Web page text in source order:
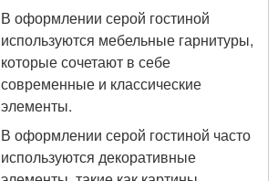
В оформлении серой гостиной
используются мебельные гарнитуры,
которые сочетают в себе
современные и классические
элементы.
В оформлении серой гостиной часто
используются декоративные